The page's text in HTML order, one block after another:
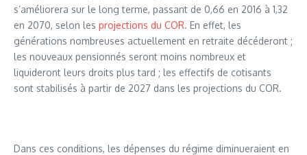
s’améliorera sur le long terme, passant de 0,66 en 2016 à 1,32
en 2070, selon les projections du COR. En effet, les
générations nombreuses actuellement en retraite décéderont ;
les nouveaux pensionnés seront moins nombreux et
liquideront leurs droits plus tard ; les effectifs de cotisants
sont stabilisés à partir de 2027 dans les projections du COR.
Dans ces conditions, les dépenses du régime diminueraient en